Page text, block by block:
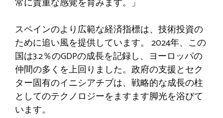
スペインのより広範な経済指標は、技術投資の
ために追い風を提供しています。 2024年、この
国は3.2％のGDPの成長を記録し、ヨーロッパの
仲間の多くを上回りました。政府の支援とセク
ター固有のイニシアチブは、戦略的な成長の柱
としてのテクノロジーをますます脚光を浴びて
います。